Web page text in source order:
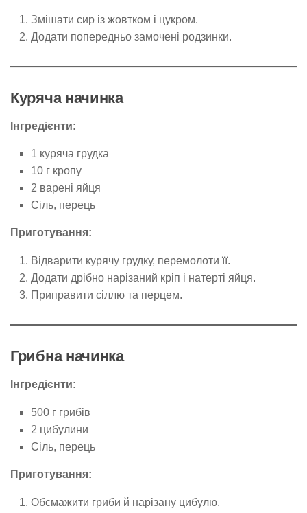
Змішати сир із жовтком і цукром.
Додати попередньо замочені родзинки.
Куряча начинка
Інгредієнти:
1 куряча грудка
10 г кропу
2 варені яйця
Сіль, перець
Приготування:
Відварити курячу грудку, перемолоти її.
Додати дрібно нарізаний кріп і натерті яйця.
Приправити сіллю та перцем.
Грибна начинка
Інгредієнти:
500 г грибів
2 цибулини
Сіль, перець
Приготування:
Обсмажити гриби й нарізану цибулю.